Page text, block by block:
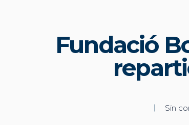
Fundació
Sin